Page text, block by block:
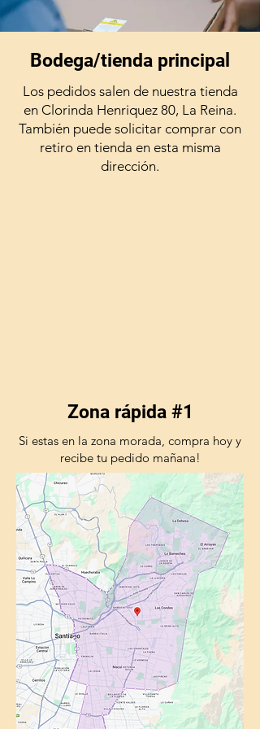
Bodega/tienda principal
Los pedidos salen de nuestra tienda
en Clorinda Henriquez 80, La Reina.
También puede solicitar comprar con
retiro en tienda en esta misma
dirección.
Zona rápida #1
Si estas en la zona morada, compra hoy y
recibe tu pedido mañana!